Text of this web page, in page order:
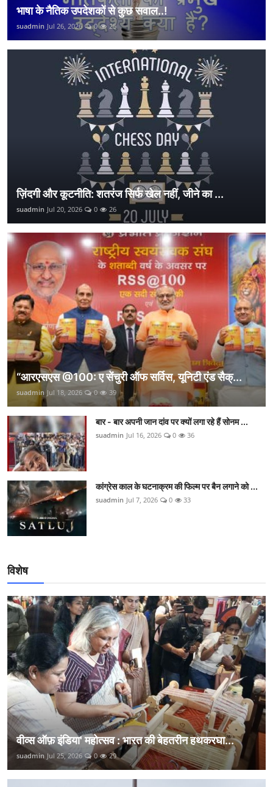
भाषा के नैतिक उपदेशकों से कुछ सवाल..!
suadmin Jul 26, 2026 0 25
ज़िंदगी और कूटनीति: शतरंज सिर्फ खेल नहीं, जीने का ...
suadmin Jul 20, 2026 0 26
“आरएसएस @100: ए सेंचुरी ऑफ सर्विस, यूनिटी एंड सैक्...
suadmin Jul 18, 2026 0 39
बार - बार अपनी जान दांव पर क्यों लगा रहे हैं सोनम ...
suadmin Jul 16, 2026 0 36
कांग्रेस काल के घटनाक्रम की फिल्म पर बैन लगाने को ...
suadmin Jul 7, 2026 0 33
विशेष
वीव्स ऑफ़ इंडिया' महोत्सव : भारत की बेहतरीन हथकरघा...
suadmin Jul 25, 2026 0 29